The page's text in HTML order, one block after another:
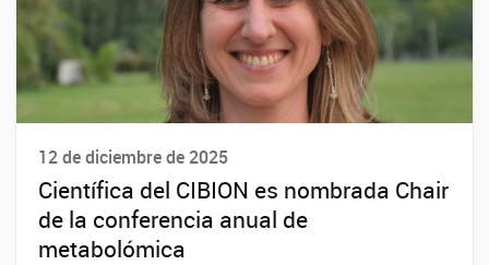
12 de diciembre de 2025
Científica del CIBION es nombrada Chair
de la conferencia anual de
metabolómica